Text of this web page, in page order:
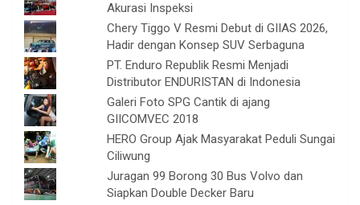
Akurasi Inspeksi
Chery Tiggo V Resmi Debut di GIIAS 2026,
Hadir dengan Konsep SUV Serbaguna
PT. Enduro Republik Resmi Menjadi
Distributor ENDURISTAN di Indonesia
Galeri Foto SPG Cantik di ajang
GIICOMVEC 2018
HERO Group Ajak Masyarakat Peduli Sungai
Ciliwung
Juragan 99 Borong 30 Bus Volvo dan
Siapkan Double Decker Baru